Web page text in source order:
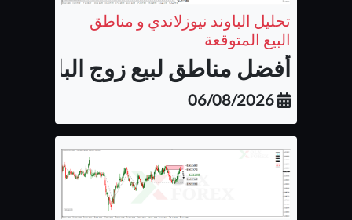
تحليل الباوند نيوزلاندي و مناطق
البيع المتوقعة
أفضل مناطق لبيع زوج الباوند
06/08/2026